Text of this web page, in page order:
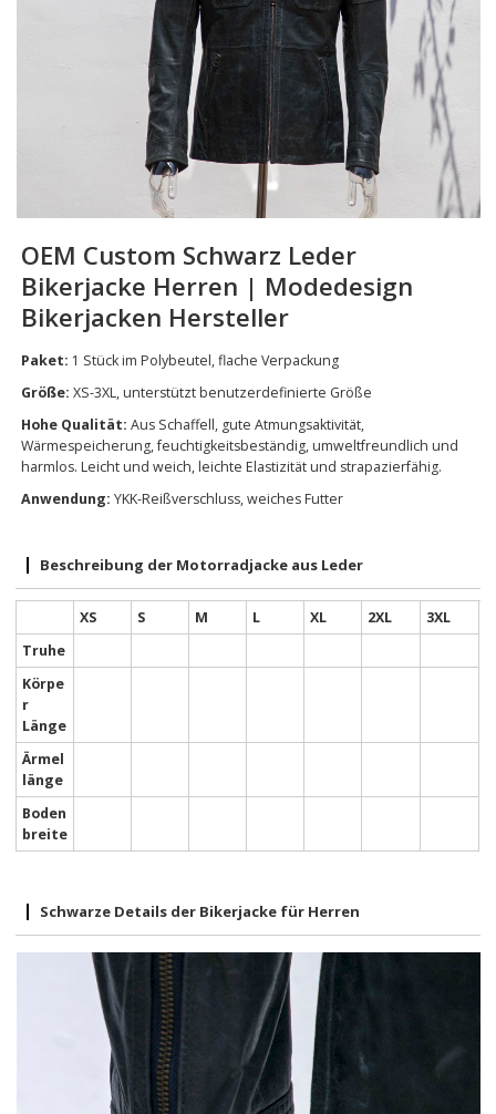
OEM Custom Schwarz Leder
Bikerjacke Herren | Modedesign
Bikerjacken Hersteller
Paket: 1 Stück im Polybeutel, flache Verpackung
Größe: XS-3XL, unterstützt benutzerdefinierte Größe
Hohe Qualität: Aus Schaffell, gute Atmungsaktivität,
Wärmespeicherung, feuchtigkeitsbeständig, umweltfreundlich und
harmlos. Leicht und weich, leichte Elastizität und strapazierfähig.
Anwendung: YKK-Reißverschluss, weiches Futter
Beschreibung der Motorradjacke aus Leder
XS S M L XL 2XL
3XL
Truhe
Körpe
r
Länge
Ärmel
länge
Boden
breite
Schwarze Details der Bikerjacke für Herren